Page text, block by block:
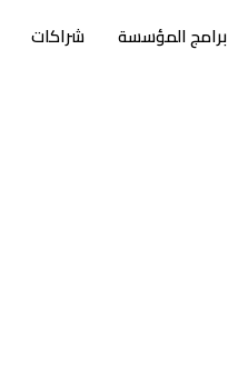
برامج المؤسسة شراكات